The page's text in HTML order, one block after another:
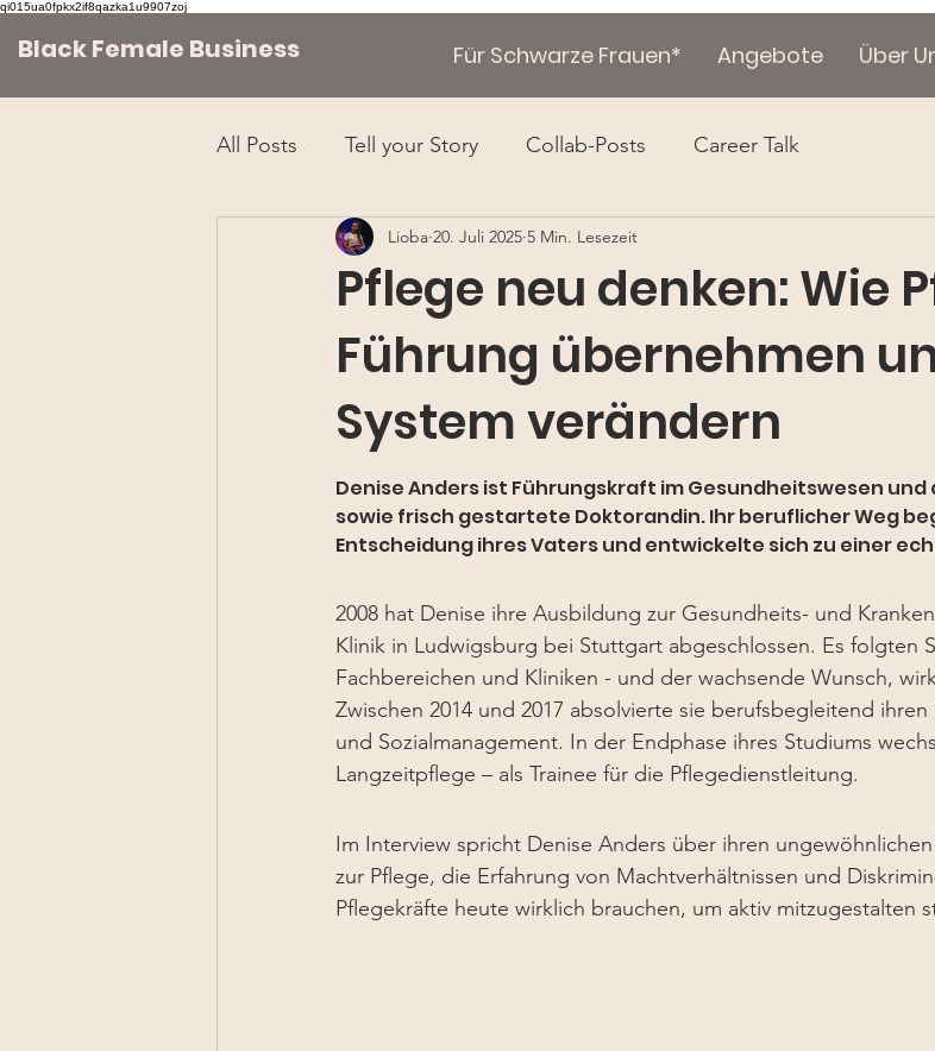
qi015ua0fpkx2if8qazka1u9907zoj
Black Female Business Für Schwarze Frauen* Angebote Über
All Posts Tell your Story Collab-Posts Career Talk
Pflege neu denken: Wie
Führung übernehmen
System verändern
Lioba 20. Juli 2025 5 Min. Lesezeit
Denise Anders ist Führungskraft im Gesundheitswesen
sowie frisch gestartete Doktorandin. Ihr beruflicher Weg
Entscheidung ihres Vaters und entwickelte sich zu einer
2008 hat Denise ihre Ausbildung zur Gesundheits- und
Klinik in Ludwigsburg bei Stuttgart abgeschlossen. Es folgten
Fachbereichen und Kliniken - und der wachsende Wunsch,
Zwischen 2014 und 2017 absolvierte sie berufsbegleitend
und Sozialmanagement. In der Endphase ihres Studiums
Langzeitpflege – als Trainee für die Pflegedienstleitung.
Im Interview spricht Denise Anders über ihren
zur Pflege, die Erfahrung von Machtverhältnissen und